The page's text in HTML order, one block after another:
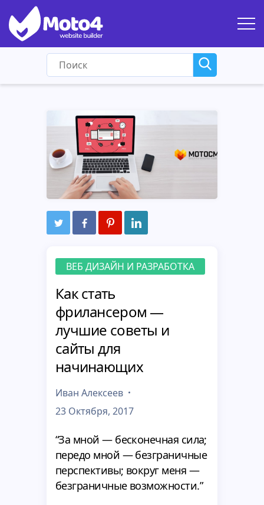
ВЕБ ДИЗАЙН И РАЗРАБОТКА
Как стать
фрилансером —
лучшие советы и
сайты для
начинающих
Иван Алексеев
23 Октября, 2017
“За мной — бесконечная сила;
передо мной — безграничные
перспективы; вокруг меня —
безграничные возможности.”